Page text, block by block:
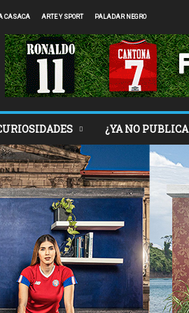
CASACA ARTE Y SPORT PALADAR NEGRO
¿YA NO